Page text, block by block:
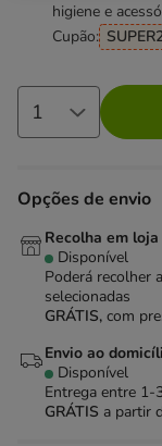
higiene e
Cupão:
Opções de envio
Recolha em
Disponível
Poderá recolher
selecionadas
GRÁTIS, com
Envio ao
Disponível
Entrega entre 1-
GRÁTIS a partir